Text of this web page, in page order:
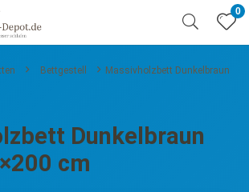
0
Bettgestell
Massivholzbett Dunkelbraun
Dunkelbraun
cm